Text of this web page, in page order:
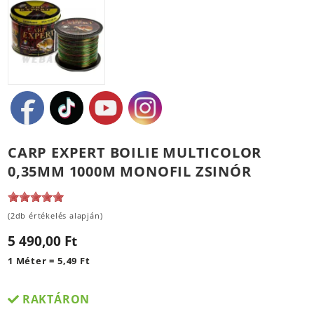
CARP EXPERT BOILIE MULTICOLOR
0,35MM 1000M MONOFIL ZSINÓR
(2db értékelés alapján)
5 490,00 Ft
1 Méter = 5,49 Ft
RAKTÁRON